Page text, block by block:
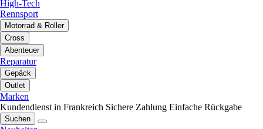
High-Tech
Rennsport
Motorrad & Roller
Cross
Abenteuer
Reparatur
Gepäck
Outlet
Marken
Kundendienst in Frankreich Sichere Zahlung Einfache Rückgabe
Suchen